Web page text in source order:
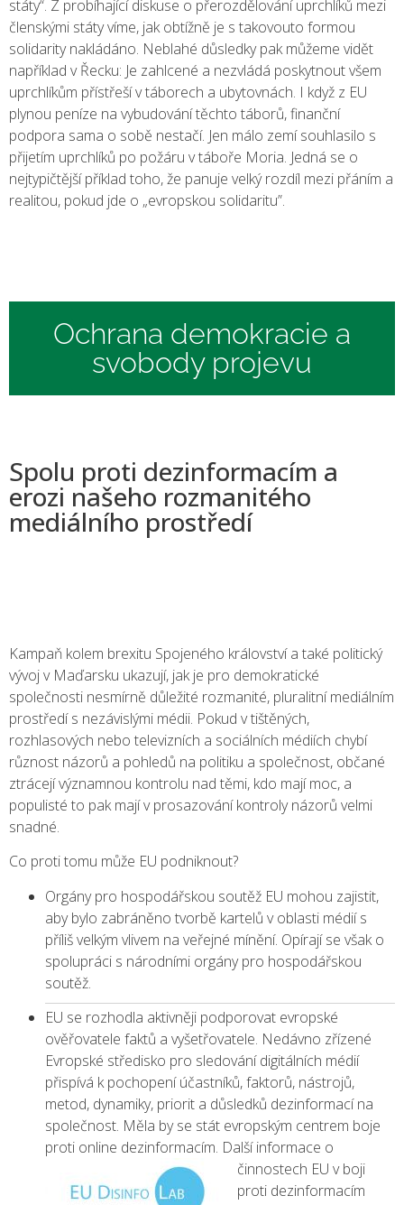
státy“. Z probíhající diskuse o přerozdělování uprchlíků mezi
členskými státy víme, jak obtížně je s takovouto formou
solidarity nakládáno. Neblahé důsledky pak můžeme vidět
například v Řecku: Je zahlcené a nezvládá poskytnout všem
uprchlíkům přístřeší v táborech a ubytovnách. I když z EU
plynou peníze na vybudování těchto táborů, finanční
podpora sama o sobě nestačí. Jen málo zemí souhlasilo s
přijetím uprchlíků po požáru v táboře Moria. Jedná se o
nejtypičtější příklad toho, že panuje velký rozdíl mezi přáním a
realitou, pokud jde o „evropskou solidaritu”.
Ochrana demokracie a
svobody projevu
Spolu proti dezinformacím a
erozi našeho rozmanitého
mediálního prostředí
Kampaň kolem brexitu Spojeného království a také politický
vývoj v Maďarsku ukazují, jak je pro demokratické
společnosti nesmírně důležité rozmanité, pluralitní mediálním
prostředí s nezávislými médii. Pokud v tištěných,
rozhlasových nebo televizních a sociálních médiích chybí
různost názorů a pohledů na politiku a společnost, občané
ztrácejí významnou kontrolu nad těmi, kdo mají moc, a
populisté to pak mají v prosazování kontroly názorů velmi
snadné.
Co proti tomu může EU podniknout?
Orgány pro hospodářskou soutěž EU mohou zajistit,
aby bylo zabráněno tvorbě kartelů v oblasti médií s
příliš velkým vlivem na veřejné mínění. Opírají se však o
spolupráci s národními orgány pro hospodářskou
soutěž.
EU se rozhodla aktivněji podporovat evropské
ověřovatele faktů a vyšetřovatele. Nedávno zřízené
Evropské středisko pro sledování digitálních médií
přispívá k pochopení účastníků, faktorů, nástrojů,
metod, dynamiky, priorit a důsledků dezinformací na
společnost. Měla by se stát evropským centrem boje
proti online dezinformacím. Další informace o
činnostech EU v boji
proti dezinformacím